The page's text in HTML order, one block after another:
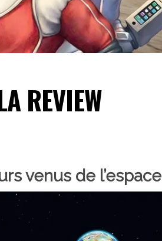
REVIEW
venus de l’espace